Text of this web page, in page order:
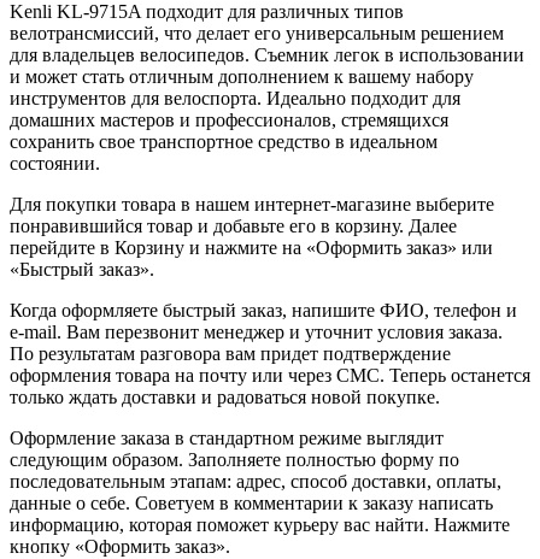
Kenli KL-9715A подходит для различных типов
велотрансмиссий, что делает его универсальным решением
для владельцев велосипедов. Съемник легок в использовании
и может стать отличным дополнением к вашему набору
инструментов для велоспорта. Идеально подходит для
домашних мастеров и профессионалов, стремящихся
сохранить свое транспортное средство в идеальном
состоянии.
Для покупки товара в нашем интернет-магазине выберите
понравившийся товар и добавьте его в корзину. Далее
перейдите в Корзину и нажмите на «Оформить заказ» или
«Быстрый заказ».
Когда оформляете быстрый заказ, напишите ФИО, телефон и
e-mail. Вам перезвонит менеджер и уточнит условия заказа.
По результатам разговора вам придет подтверждение
оформления товара на почту или через СМС. Теперь останется
только ждать доставки и радоваться новой покупке.
Оформление заказа в стандартном режиме выглядит
следующим образом. Заполняете полностью форму по
последовательным этапам: адрес, способ доставки, оплаты,
данные о себе. Советуем в комментарии к заказу написать
информацию, которая поможет курьеру вас найти. Нажмите
кнопку «Оформить заказ».